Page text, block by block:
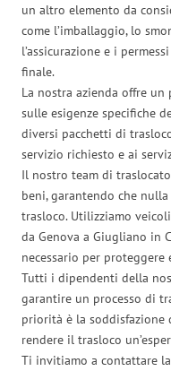
un altro elemento da
come l’imballaggio, lo
l’assicurazione e i
finale.
La nostra azienda offre
sulle esigenze specifiche
diversi pacchetti di
servizio richiesto e ai
Il nostro team di
beni, garantendo che
trasloco. Utilizziamo
da Genova a Giugliano in
necessario per
Tutti i dipendenti della
garantire un processo di
priorità è la soddisfazione
rendere il trasloco
Ti invitiamo a contattare